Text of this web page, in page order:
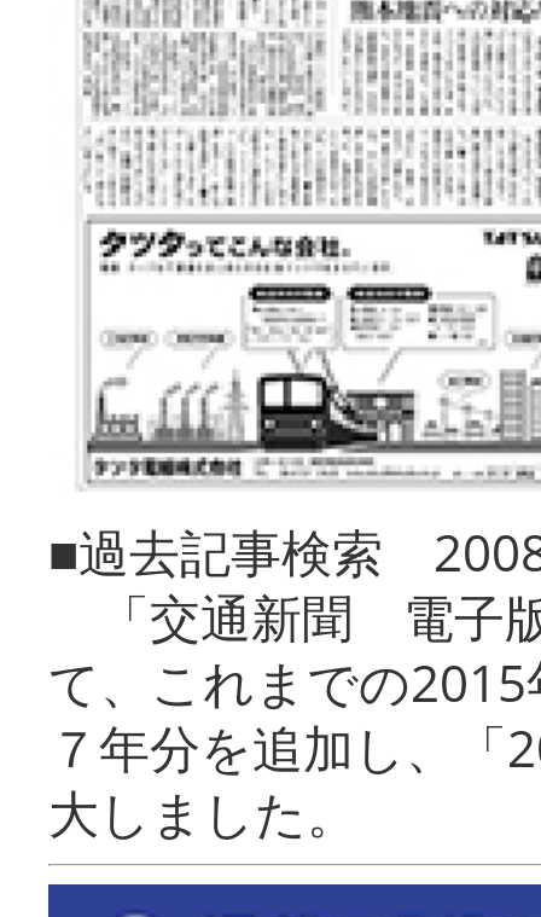
■過去記事検索
「交通新聞 電子
て、これまでの
７年分を追加し、「
大しまし